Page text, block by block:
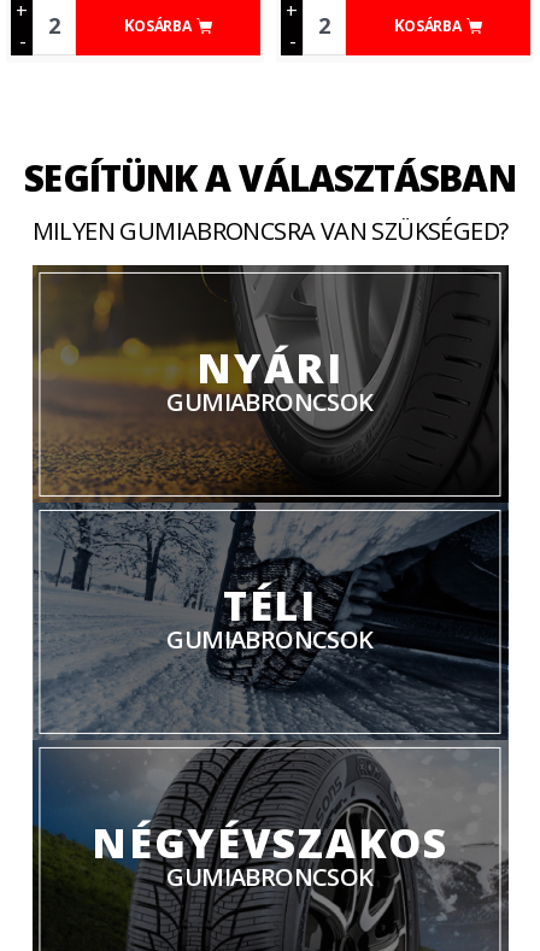
+
-
KOSÁRBA
+
-
KOSÁRBA
SEGÍTÜNK A VÁLASZTÁSBAN
MILYEN GUMIABRONCSRA VAN SZÜKSÉGED?
NYÁRI
GUMIABRONCSOK
TÉLI
GUMIABRONCSOK
NÉGYÉVSZAKOS
GUMIABRONCSOK